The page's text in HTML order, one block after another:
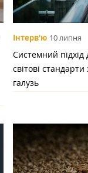
Інтерв'ю 10 липня
Системний
світові
галузь